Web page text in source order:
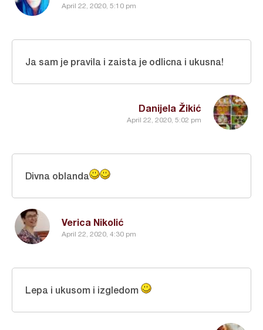
April 22, 2020, 5:10 pm
Danijela Žikić
April 22, 2020, 5:02 pm
Ja sam je pravila i zaista je odlicna i ukusna!
Verica Nikolić
April 22, 2020, 4:30 pm
Divna oblanda
Lepa i ukusom i izgledom